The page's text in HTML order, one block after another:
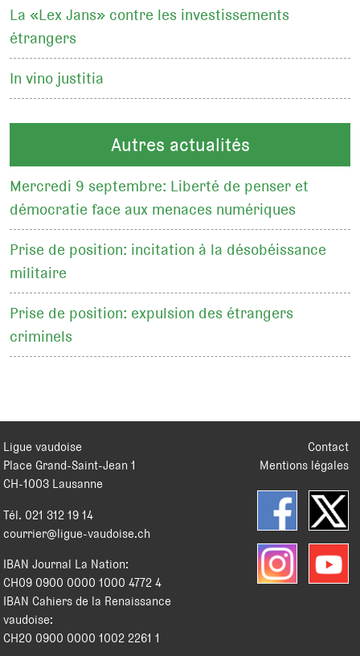
La «Lex Jans» contre les investissements
étrangers
In vino justitia
Autres actualités
Mercredi 9 septembre: Liberté de penser et
démocratie face aux menaces numériques
Prise de position: incitation à la désobéissance
militaire
Prise de position: expulsion des étrangers
criminels
Contact
Mentions légales
Ligue vaudoise
Place Grand-Saint-Jean 1
CH-1003 Lausanne
Tél. 021 312 19 14
courrier@ligue-vaudoise.ch
IBAN Journal La Nation:
CH09 0900 0000 1000 4772 4
IBAN Cahiers de la Renaissance
vaudoise:
CH20 0900 0000 1002 2261 1